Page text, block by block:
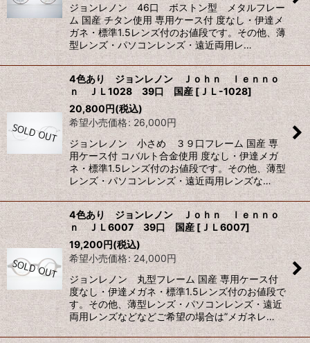
ジョンレノン 46口 ボストン型 メタルフレー
ム 国産 チタン使用 専用ケース付 度なし・伊達メ
ガネ・標準1.5レンズ付のお値段です。その他、薄
型レンズ・パソコンレンズ・遠近両用レ…
4色あり ジョンレノン Ｊｏｈｎ ｌｅｎｎｏ
ｎ ＪＬ1028 39口 国産 [ＪＬ-1028]
20,800円(税込)
希望小売価格: 26,000円
ジョンレノン 小さめ ３９口フレーム 国産 専
用ケース付 コバルト合金使用 度なし・伊達メガ
ネ・標準1.5レンズ付のお値段です。その他、薄型
レンズ・パソコンレンズ・遠近両用レンズな…
4色あり ジョンレノン Ｊｏｈｎ ｌｅｎｎｏ
ｎ ＪＬ6007 39口 国産 [ＪＬ6007]
19,200円(税込)
希望小売価格: 24,000円
ジョンレノン 丸型フレーム 国産 専用ケース付
度なし・伊達メガネ・標準1.5レンズ付のお値段で
す。その他、薄型レンズ・パソコンレンズ・遠近
両用レンズなどなどご希望の場合は”メガネレ…